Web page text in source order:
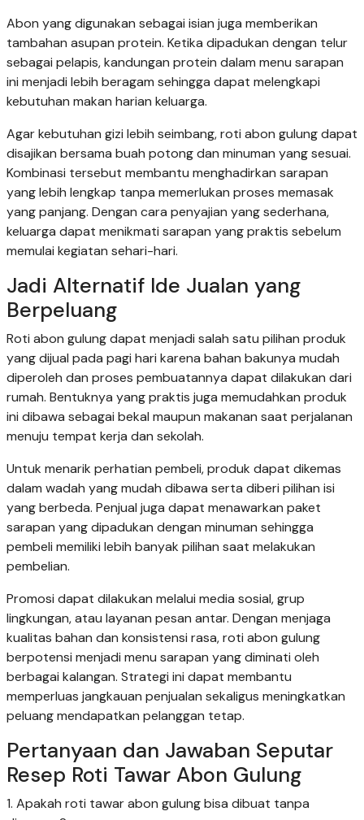
Abon yang digunakan sebagai isian juga memberikan
tambahan asupan protein. Ketika dipadukan dengan telur
sebagai pelapis, kandungan protein dalam menu sarapan
ini menjadi lebih beragam sehingga dapat melengkapi
kebutuhan makan harian keluarga.
Agar kebutuhan gizi lebih seimbang, roti abon gulung dapat
disajikan bersama buah potong dan minuman yang sesuai.
Kombinasi tersebut membantu menghadirkan sarapan
yang lebih lengkap tanpa memerlukan proses memasak
yang panjang. Dengan cara penyajian yang sederhana,
keluarga dapat menikmati sarapan yang praktis sebelum
memulai kegiatan sehari-hari.
Jadi Alternatif Ide Jualan yang
Berpeluang
Roti abon gulung dapat menjadi salah satu pilihan produk
yang dijual pada pagi hari karena bahan bakunya mudah
diperoleh dan proses pembuatannya dapat dilakukan dari
rumah. Bentuknya yang praktis juga memudahkan produk
ini dibawa sebagai bekal maupun makanan saat perjalanan
menuju tempat kerja dan sekolah.
Untuk menarik perhatian pembeli, produk dapat dikemas
dalam wadah yang mudah dibawa serta diberi pilihan isi
yang berbeda. Penjual juga dapat menawarkan paket
sarapan yang dipadukan dengan minuman sehingga
pembeli memiliki lebih banyak pilihan saat melakukan
pembelian.
Promosi dapat dilakukan melalui media sosial, grup
lingkungan, atau layanan pesan antar. Dengan menjaga
kualitas bahan dan konsistensi rasa, roti abon gulung
berpotensi menjadi menu sarapan yang diminati oleh
berbagai kalangan. Strategi ini dapat membantu
memperluas jangkauan penjualan sekaligus meningkatkan
peluang mendapatkan pelanggan tetap.
Pertanyaan dan Jawaban Seputar
Resep Roti Tawar Abon Gulung
1. Apakah roti tawar abon gulung bisa dibuat tanpa